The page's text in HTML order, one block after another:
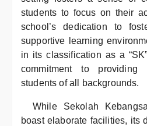
students to focus on their
school’s dedication to
supportive learning
in its classification as a
commitment to providing
students of all backgrounds.
While Sekolah
boast elaborate facilities, its